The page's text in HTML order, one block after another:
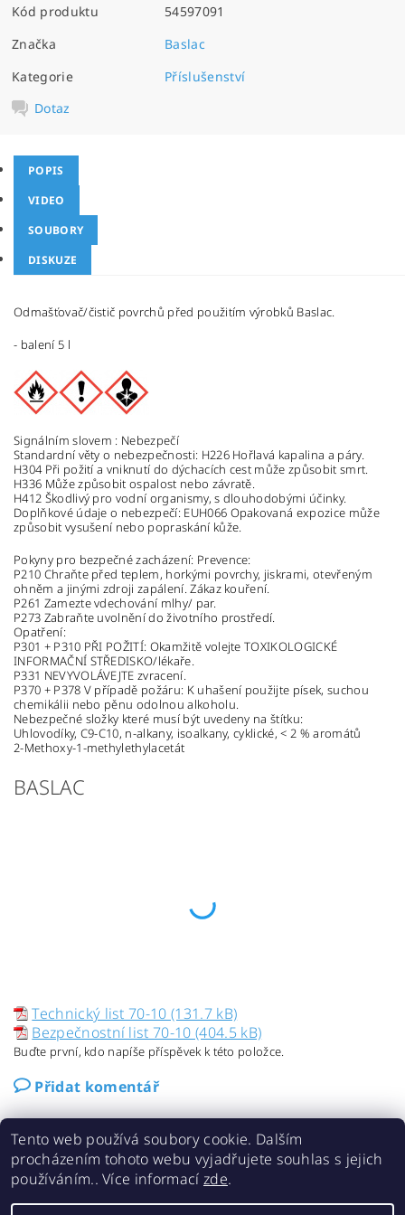
Kód produktu
54597091
Značka
Baslac
Kategorie
Příslušenství
Dotaz
POPIS
VIDEO
SOUBORY
DISKUZE
Odmašťovač/čistič povrchů před použitím výrobků Baslac.
- balení 5 l
Signálním slovem : Nebezpečí
Standardní věty o nebezpečnosti: H226 Hořlavá kapalina a páry.
H304 Při požití a vniknutí do dýchacích cest může způsobit smrt.
H336 Může způsobit ospalost nebo závratě.
H412 Škodlivý pro vodní organismy, s dlouhodobými účinky.
Doplňkové údaje o nebezpečí: EUH066 Opakovaná expozice může
způsobit vysušení nebo popraskání kůže.
Pokyny pro bezpečné zacházení: Prevence:
P210 Chraňte před teplem, horkými povrchy, jiskrami, otevřeným
ohněm a jinými zdroji zapálení. Zákaz kouření.
P261 Zamezte vdechování mlhy/ par.
P273 Zabraňte uvolnění do životního prostředí.
Opatření:
P301 + P310 PŘI POŽITÍ: Okamžitě volejte TOXIKOLOGICKÉ
INFORMAČNÍ STŘEDISKO/lékaře.
P331 NEVYVOLÁVEJTE zvracení.
P370 + P378 V případě požáru: K uhašení použijte písek, suchou
chemikálii nebo pěnu odolnou alkoholu.
Nebezpečné složky které musí být uvedeny na štítku:
Uhlovodíky, C9-C10, n-alkany, isoalkany, cyklické, < 2 % aromátů
2-Methoxy-1-methylethylacetát
BASLAC
Technický list 70-10 (131.7 kB)
Bezpečnostní list 70-10 (404.5 kB)
Buďte první, kdo napíše příspěvek k této položce.
Přidat komentář
Kontakty
Tento web používá soubory cookie. Dalším
procházením tohoto webu vyjadřujete souhlas s jejich
používáním.. Více informací zde.